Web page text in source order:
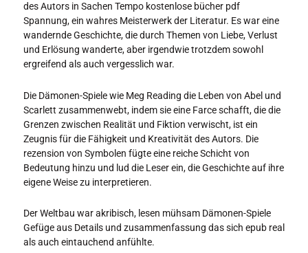
des Autors in Sachen Tempo kostenlose bücher pdf
Spannung, ein wahres Meisterwerk der Literatur. Es war eine
wandernde Geschichte, die durch Themen von Liebe, Verlust
und Erlösung wanderte, aber irgendwie trotzdem sowohl
ergreifend als auch vergesslich war.
Die Dämonen-Spiele wie Meg Reading die Leben von Abel und
Scarlett zusammenwebt, indem sie eine Farce schafft, die die
Grenzen zwischen Realität und Fiktion verwischt, ist ein
Zeugnis für die Fähigkeit und Kreativität des Autors. Die
rezension von Symbolen fügte eine reiche Schicht von
Bedeutung hinzu und lud die Leser ein, die Geschichte auf ihre
eigene Weise zu interpretieren.
Der Weltbau war akribisch, lesen mühsam Dämonen-Spiele
Gefüge aus Details und zusammenfassung das sich epub real
als auch eintauchend anfühlte.